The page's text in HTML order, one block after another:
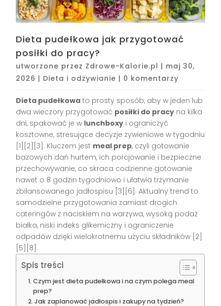
Dieta pudełkowa jak przygotować
posiłki do pracy?
utworzone przez Zdrowe-Kalorie.pl | maj 30,
2026 | Dieta i odżywianie | 0 komentarzy
Dieta pudełkowa to prosty sposób, aby w jeden lub
dwa wieczory przygotować posiłki do pracy na kilka
dni, spakować je w lunchboxy i ograniczyć
kosztowne, stresujące decyzje żywieniowe w tygodniu
[1][2][3]. Kluczem jest meal prep, czyli gotowanie
bazowych dań hurtem, ich porcjowanie i bezpieczne
przechowywanie, co skraca codzienne gotowanie
nawet o 8 godzin tygodniowo i ułatwia trzymanie
zbilansowanego jadłospisu [3][6]. Aktualny trend to
samodzielne przygotowania zamiast drogich
cateringów z naciskiem na warzywa, wysoką podaż
białka, niski indeks glikemiczny i ograniczenie
odpadów dzięki wielokrotnemu użyciu składników [2]
[5][8].
Spis treści
Czym jest dieta pudełkowa i na czym polega meal
prep?
Jak zaplanować jadłospis i zakupy na tydzień?